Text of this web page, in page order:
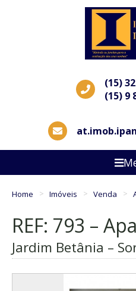
(15)
(15) 9
Home Imóveis Venda
REF: 793 –
Jardim Betânia –